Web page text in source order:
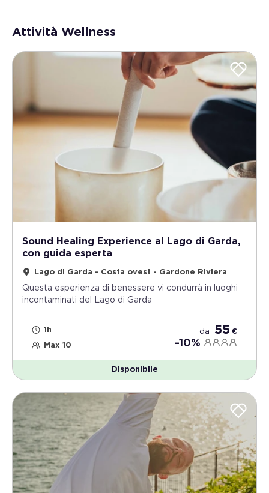
Attività Wellness
Sound Healing Experience al Lago di Garda,
con guida esperta
Lago di Garda - Costa ovest - Gardone Riviera
Questa esperienza di benessere vi condurrà in luoghi
incontaminati del Lago di Garda
1h
Max 10
da 55 €
-10%
Disponibile